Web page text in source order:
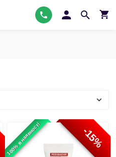
100% в наявності -15%